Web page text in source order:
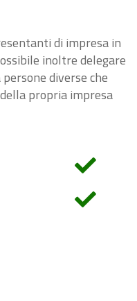
di impresa in
inoltre delegare
diverse che
propria impresa